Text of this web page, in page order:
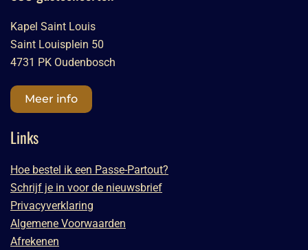
Kapel Saint Louis
Saint Louisplein 50
4731 PK Oudenbosch
Meer info
Links
Hoe bestel ik een Passe-Partout?
Schrijf je in voor de nieuwsbrief
Privacyverklaring
Algemene Voorwaarden
Afrekenen